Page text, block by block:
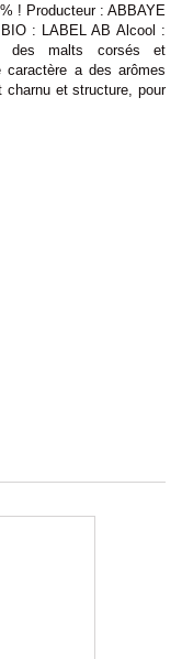
! Producteur : ABBAYE
: LABEL AB Alcool :
des malts corsés et
caractère a des arômes
et structure, pour